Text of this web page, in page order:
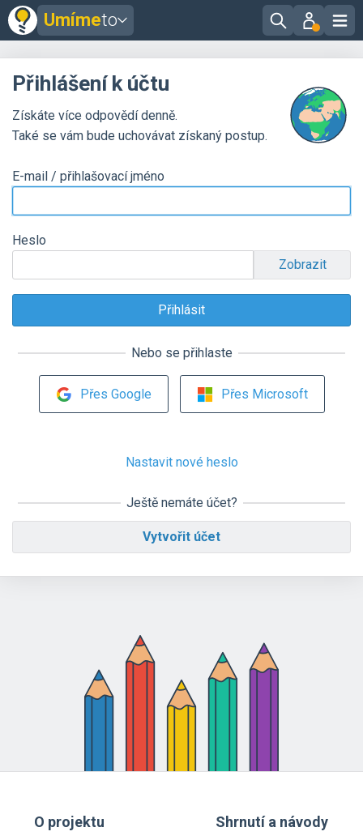
Umímeto
Přihlášení k účtu
Získáte více odpovědí denně.
Také se vám bude uchovávat získaný postup.
E-mail / přihlašovací jméno
Heslo
Zobrazit
Nebo se přihlaste
Přes Google Přes Microsoft
Nastavit nové heslo
Ještě nemáte účet?
Vytvořit účet
O projektu Shrnutí a návody